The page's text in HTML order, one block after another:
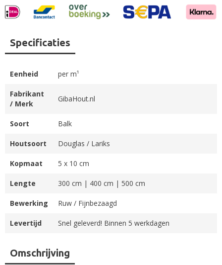
Omschrijving
Specificaties
Eenheid per m¹
Fabrikant
/ Merk
GibaHout.nl
Soort Balk
Houtsoort Douglas / Lariks
Kopmaat 5 x 10 cm
Lengte 300 cm | 400 cm | 500 cm
Bewerking Ruw / Fijnbezaagd
Levertijd Snel geleverd! Binnen 5 werkdagen